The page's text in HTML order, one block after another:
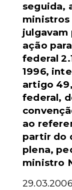
seguida,
ação
federal
1996,
artigo
federal,
ao
partir do
plena,
ministro